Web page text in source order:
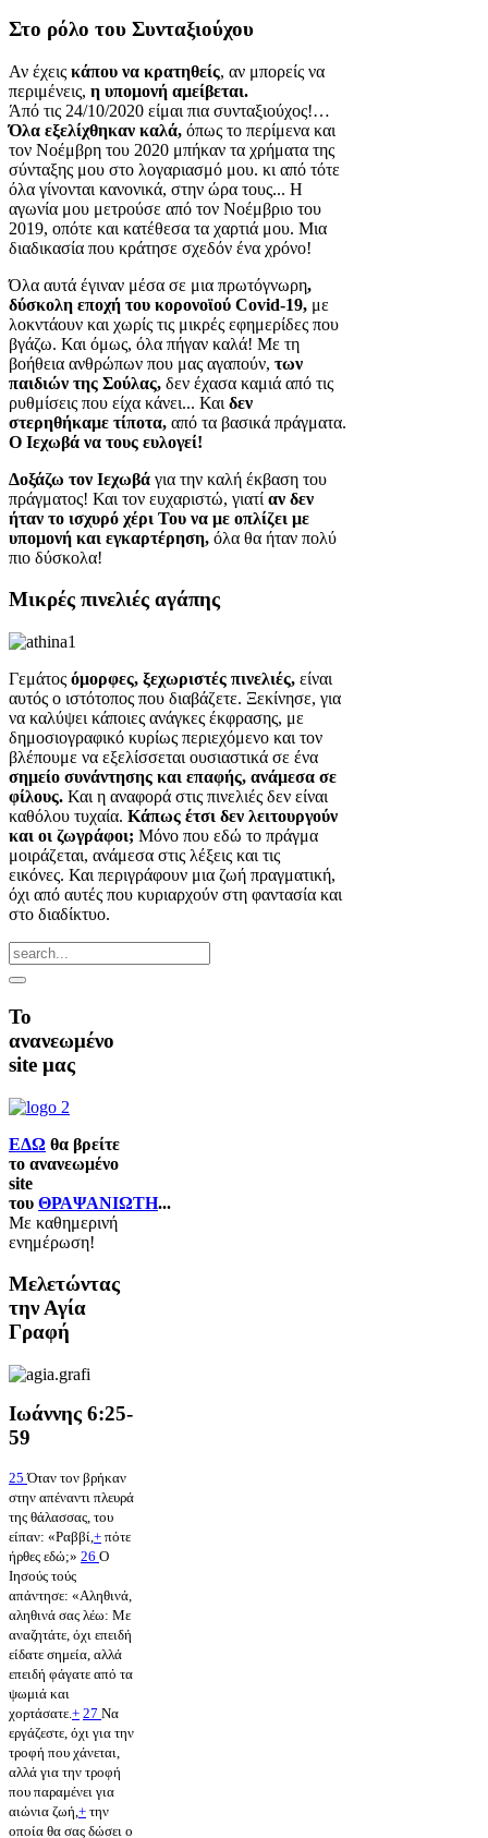
Στο ρόλο του Συνταξιούχου
Αν έχεις κάπου να κρατηθείς, αν μπορείς να
περιμένεις, η υπομονή αμείβεται.
Άπό τις 24/10/2020 είμαι πια συνταξιούχος!…
Όλα εξελίχθηκαν καλά, όπως το περίμενα και
τον Νοέμβρη του 2020 μπήκαν τα χρήματα της
σύνταξης μου στο λογαριασμό μου. κι από τότε
όλα γίνονται κανονικά, στην ώρα τους... Η
αγωνία μου μετρούσε από τον Νοέμβριο του
2019, οπότε και κατέθεσα τα χαρτιά μου. Μια
διαδικασία που κράτησε σχεδόν ένα χρόνο!
Όλα αυτά έγιναν μέσα σε μια πρωτόγνωρη,
δύσκολη εποχή του κορονοϊού Covid-19, με
λοκντάουν και χωρίς τις μικρές εφημερίδες που
βγάζω. Και όμως, όλα πήγαν καλά! Με τη
βοήθεια ανθρώπων που μας αγαπούν, των
παιδιών της Σούλας, δεν έχασα καμιά από τις
ρυθμίσεις που είχα κάνει... Και δεν
στερηθήκαμε τίποτα, από τα βασικά πράγματα.
Ο Ιεχωβά να τους ευλογεί!
Δοξάζω τον Ιεχωβά για την καλή έκβαση του
πράγματος! Και τον ευχαριστώ, γιατί αν δεν
ήταν το ισχυρό χέρι Του να με οπλίζει με
υπομονή και εγκαρτέρηση, όλα θα ήταν πολύ
πιο δύσκολα!
Μικρές πινελιές αγάπης
Γεμάτος όμορφες, ξεχωριστές πινελιές, είναι
αυτός ο ιστότοπος που διαβάζετε. Ξεκίνησε, για
να καλύψει κάποιες ανάγκες έκφρασης, με
δημοσιογραφικό κυρίως περιεχόμενο και τον
βλέπουμε να εξελίσσεται ουσιαστικά σε ένα
σημείο συνάντησης και επαφής, ανάμεσα σε
φίλους. Και η αναφορά στις πινελιές δεν είναι
καθόλου τυχαία. Κάπως έτσι δεν λειτουργούν
και οι ζωγράφοι; Μόνο που εδώ το πράγμα
μοιράζεται, ανάμεσα στις λέξεις και τις
εικόνες. Και περιγράφουν μια ζωή πραγματική,
όχι από αυτές που κυριαρχούν στη φαντασία και
στο διαδίκτυο.
Το
ανανεωμένο
site μας
ΕΔΩ θα βρείτε
το ανανεωμένο
site
του ΘΡΑΨΑΝΙΩΤΗ...
Με καθημερινή
ενημέρωση!
Μελετώντας
την Αγία
Γραφή
Ιωάννης 6:25-
59
25Όταν τον βρήκαν
στην απέναντι πλευρά
της θάλασσας, του
είπαν: «Ραββί, + πότε
ήρθες εδώ;» 26 Ο
Ιησούς τούς
απάντησε: «Αληθινά,
αληθινά σας λέω: Με
αναζητάτε, όχι επειδή
είδατε σημεία, αλλά
επειδή φάγατε από τα
ψωμιά και
χορτάσατε. + 27 Να
εργάζεστε, όχι για την
τροφή που χάνεται,
αλλά για την τροφή
που παραμένει για
αιώνια ζωή, + την
οποία θα σας δώσει ο